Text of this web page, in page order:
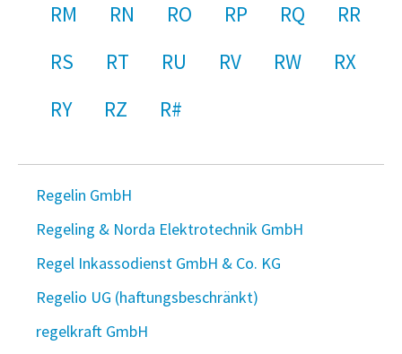
RM
RN RO RP RQ
RR
RS
RT RU RV RW
RX
RY
RZ R#
Regelin GmbH
Regeling & Norda Elektrotechnik GmbH
Regel Inkassodienst GmbH & Co. KG
Regelio UG (haftungsbeschränkt)
regelkraft GmbH